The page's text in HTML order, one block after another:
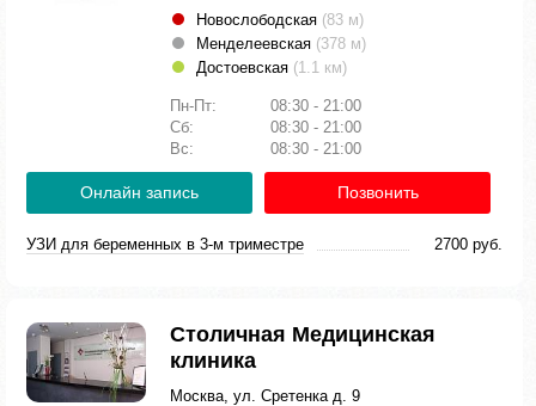
Новослободская (83 м)
Менделеевская (378 м)
Достоевская (1.1 км)
Пн-Пт:
08:30 - 21:00
Сб:
08:30 - 21:00
Вс:
08:30 - 21:00
Онлайн запись Позвонить
УЗИ для беременных в 3-м триместре 2700 руб.
Столичная Медицинская
клиника
Москва, ул. Сретенка д. 9